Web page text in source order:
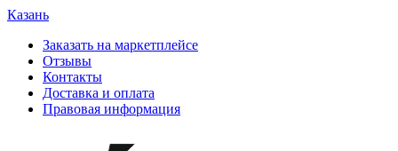
Казань
Заказать на маркетплейсе
Отзывы
Контакты
Доставка и оплата
Правовая информация